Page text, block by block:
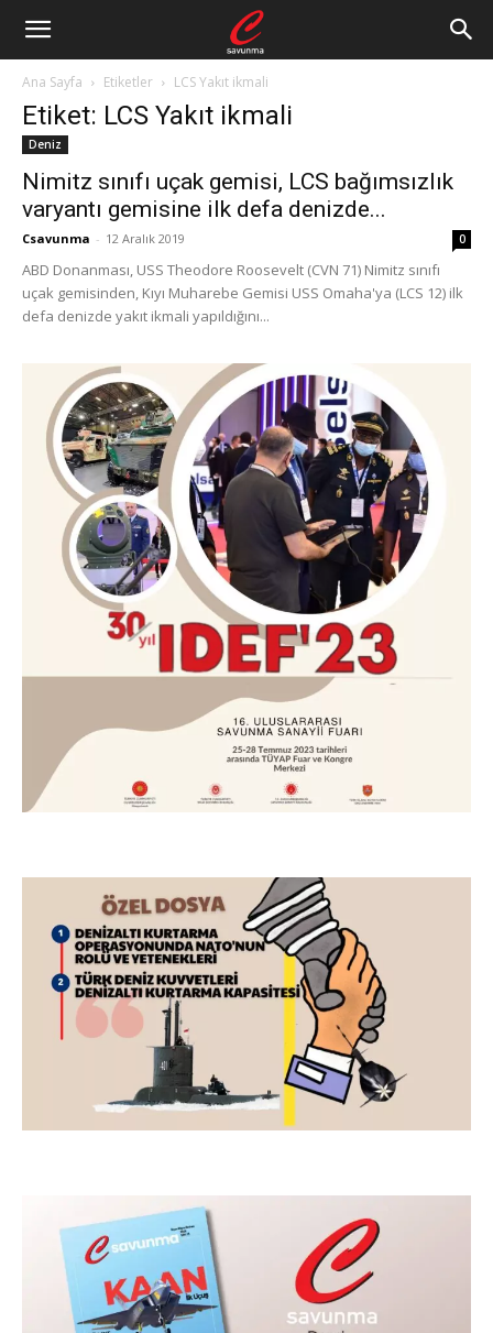
Ana Sayfa Etiketler LCS Yakıt ikmali
Etiket: LCS Yakıt ikmali
Deniz
Nimitz sınıfı uçak gemisi, LCS bağımsızlık
varyantı gemisine ilk defa denizde...
Csavunma - 12 Aralık 2019 0
ABD Donanması, USS Theodore Roosevelt (CVN 71) Nimitz sınıfı
uçak gemisinden, Kıyı Muharebe Gemisi USS Omaha'ya (LCS 12) ilk
defa denizde yakıt ikmali yapıldığını...